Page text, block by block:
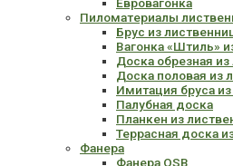
Пиломатериалы
Брус из
Вагонка «Штиль»
Доска обрезная
Доска половая из
Имитация бруса
Палубная доска
Планкен из
Террасная доска
Фанера
Фанера OSB